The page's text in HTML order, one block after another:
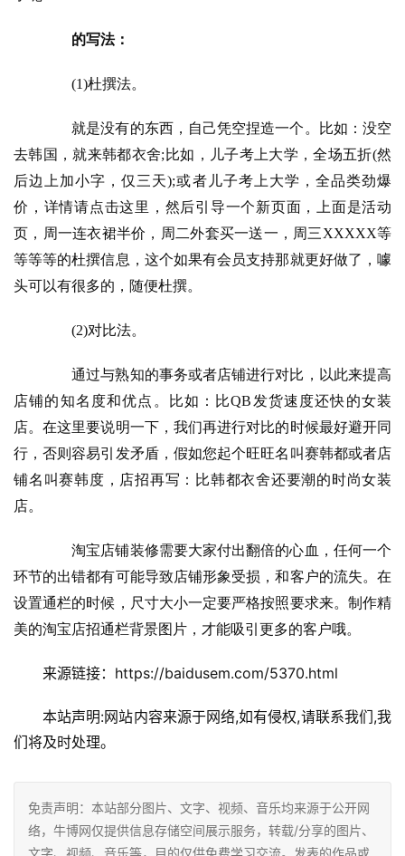
的写法：
(1)杜撰法。
就是没有的东西，自己凭空捏造一个。比如：没空
去韩国，就来韩都衣舍;比如，儿子考上大学，全场五折(然
后边上加小字，仅三天);或者儿子考上大学，全品类劲爆
价，详情请点击这里，然后引导一个新页面，上面是活动
页，周一连衣裙半价，周二外套买一送一，周三XXXXX等
等等等的杜撰信息，这个如果有会员支持那就更好做了，噱
头可以有很多的，随便杜撰。
(2)对比法。
通过与熟知的事务或者店铺进行对比，以此来提高
店铺的知名度和优点。比如：比QB发货速度还快的女装
店。在这里要说明一下，我们再进行对比的时候最好避开同
行，否则容易引发矛盾，假如您起个旺旺名叫赛韩都或者店
铺名叫赛韩度，店招再写：比韩都衣舍还要潮的时尚女装
店。
淘宝店铺装修需要大家付出翻倍的心血，任何一个
环节的出错都有可能导致店铺形象受损，和客户的流失。在
设置通栏的时候，尺寸大小一定要严格按照要求来。制作精
美的淘宝店招通栏背景图片，才能吸引更多的客户哦。
来源链接：https://baidusem.com/5370.html
本站声明:网站内容来源于网络,如有侵权,请联系我们,我
们将及时处理。
免责声明：本站部分图片、文字、视频、音乐均来源于公开网
络，牛博网仅提供信息存储空间展示服务，转载/分享的图片、